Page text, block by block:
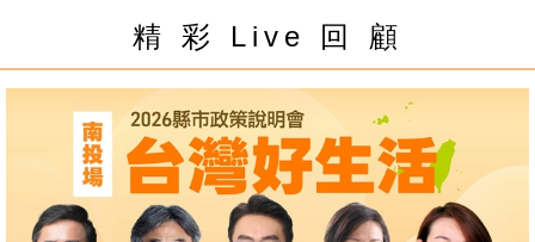
精 彩 Live 回 顧